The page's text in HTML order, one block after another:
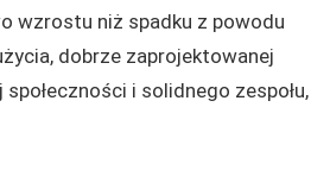
wzrostu niż spadku z powodu
dobrze zaprojektowanej
i solidnego zespołu,